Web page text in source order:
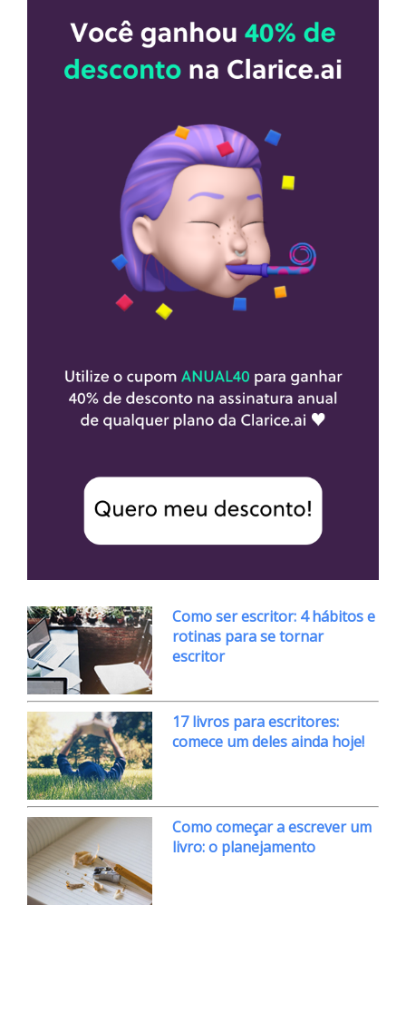
Como ser escritor: 4 hábitos e
rotinas para se tornar
escritor
17 livros para escritores:
comece um deles ainda hoje!
Como começar a escrever um
livro: o planejamento